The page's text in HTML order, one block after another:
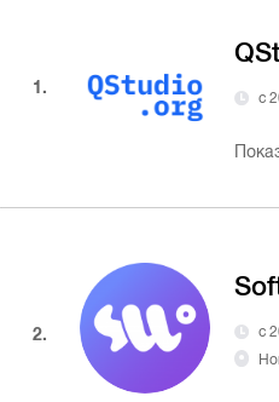
1.
с
2. с